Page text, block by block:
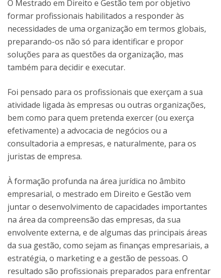
O Mestrado em Direito e Gestão tem por objetivo
formar profissionais habilitados a responder às
necessidades de uma organização em termos globais,
preparando-os não só para identificar e propor
soluções para as questões da organização, mas
também para decidir e executar.
Foi pensado para os profissionais que exerçam a sua
atividade ligada às empresas ou outras organizações,
bem como para quem pretenda exercer (ou exerça
efetivamente) a advocacia de negócios ou a
consultadoria a empresas, e naturalmente, para os
juristas de empresa.
À formação profunda na área jurídica no âmbito
empresarial, o mestrado em Direito e Gestão vem
juntar o desenvolvimento de capacidades importantes
na área da compreensão das empresas, da sua
envolvente externa, e de algumas das principais áreas
da sua gestão, como sejam as finanças empresariais, a
estratégia, o marketing e a gestão de pessoas. O
resultado são profissionais preparados para enfrentar